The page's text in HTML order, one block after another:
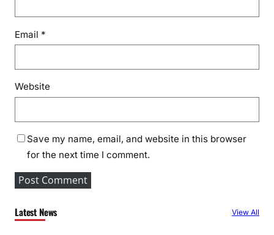
Email *
Website
Save my name, email, and website in this browser
for the next time I comment.
Latest News View All